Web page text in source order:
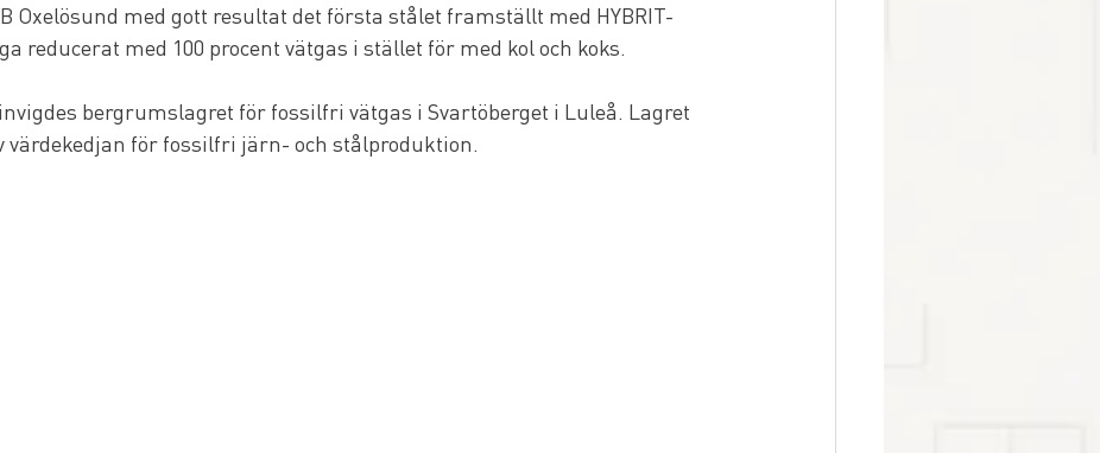
Oxelösund med gott resultat det första stålet framställt med HYBRIT-
reducerat med 100 procent vätgas i stället för med kol och koks.
bergrumslagret för fossilfri vätgas i Svartöberget i Luleå. Lagret
värdekedjan för fossilfri järn- och stålproduktion.